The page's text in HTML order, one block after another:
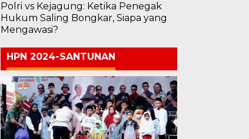
Polri vs Kejagung: Ketika Penegak
Hukum Saling Bongkar, Siapa yang
Mengawasi?
HPN 2024-SANTUNAN